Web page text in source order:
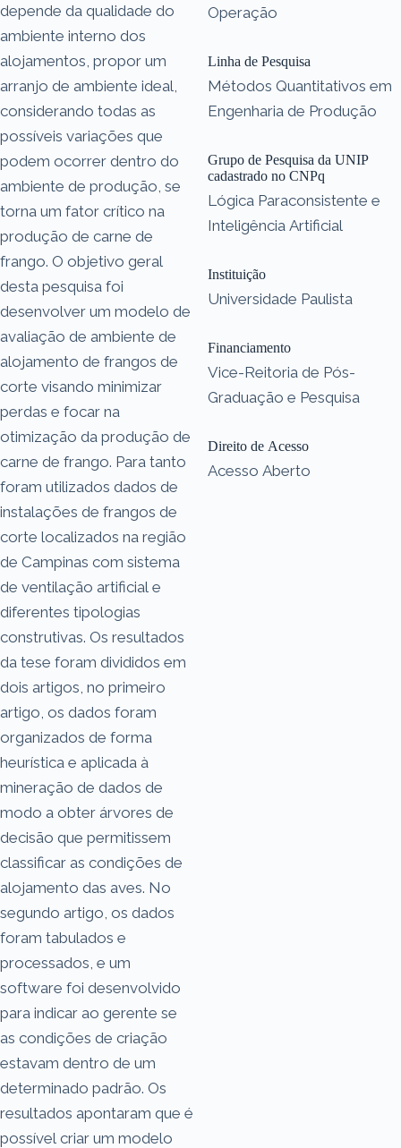
depende da qualidade do
ambiente interno dos
alojamentos, propor um
arranjo de ambiente ideal,
considerando todas as
possíveis variações que
podem ocorrer dentro do
ambiente de produção, se
torna um fator crítico na
produção de carne de
frango. O objetivo geral
desta pesquisa foi
desenvolver um modelo de
avaliação de ambiente de
alojamento de frangos de
corte visando minimizar
perdas e focar na
otimização da produção de
carne de frango. Para tanto
foram utilizados dados de
instalações de frangos de
corte localizados na região
de Campinas com sistema
de ventilação artificial e
diferentes tipologias
construtivas. Os resultados
da tese foram divididos em
dois artigos, no primeiro
artigo, os dados foram
organizados de forma
heurística e aplicada à
mineração de dados de
modo a obter árvores de
decisão que permitissem
classificar as condições de
alojamento das aves. No
segundo artigo, os dados
foram tabulados e
processados, e um
software foi desenvolvido
para indicar ao gerente se
as condições de criação
estavam dentro de um
determinado padrão. Os
resultados apontaram que é
possível criar um modelo
Operação
Linha de Pesquisa
Métodos Quantitativos em
Engenharia de Produção
Grupo de Pesquisa da UNIP
cadastrado no CNPq
Lógica Paraconsistente e
Inteligência Artificial
Instituição
Universidade Paulista
Financiamento
Vice-Reitoria de Pós-
Graduação e Pesquisa
Direito de Acesso
Acesso Aberto